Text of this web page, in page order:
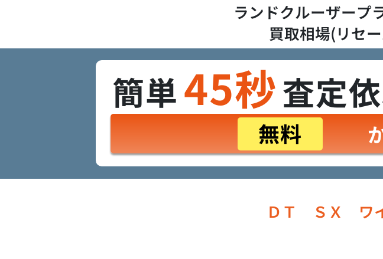
ランドクルーザープ
買取相場(リセ
簡単45秒査定
無料
ＤＴ ＳＸ ワ